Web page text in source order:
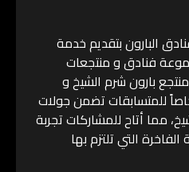
البارون بتقديم خدمة
فنادق و منتجعات
بارون شرم الشيخ و
للمتسابقات تضمن جولات
مما أتاح للمشاركات تجربة
التي تلتزم بها